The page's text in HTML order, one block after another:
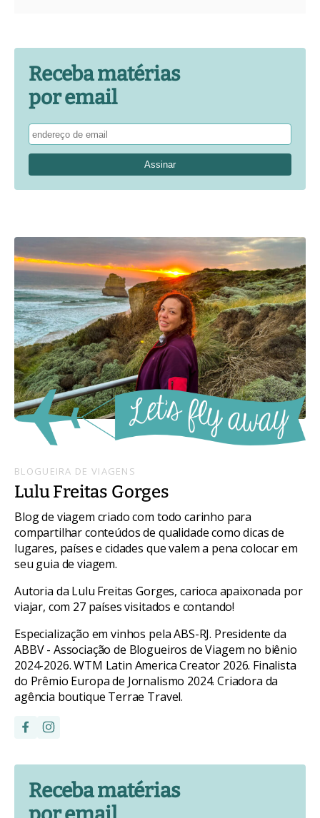
Receba matérias
por email
BLOGUEIRA DE VIAGENS
Lulu Freitas Gorges
Blog de viagem criado com todo carinho para
compartilhar conteúdos de qualidade como dicas de
lugares, países e cidades que valem a pena colocar em
seu guia de viagem.
Autoria da Lulu Freitas Gorges, carioca apaixonada por
viajar, com 27 países visitados e contando!
Especialização em vinhos pela ABS-RJ. Presidente da
ABBV - Associação de Blogueiros de Viagem no biênio
2024-2026. WTM Latin America Creator 2026. Finalista
do Prêmio Europa de Jornalismo 2024. Criadora da
agência boutique Terrae Travel.
Receba matérias